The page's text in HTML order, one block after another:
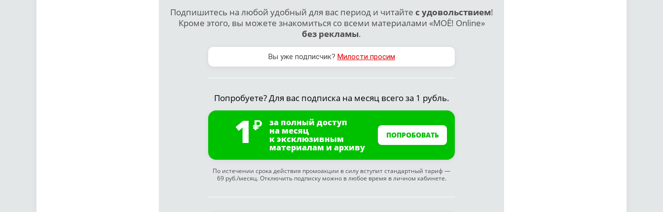
Подпишитесь на любой удобный для вас период и читайте с удовольствием!
Кроме этого, вы можете знакомиться со всеми материалами «МОЁ! Online»
без рекламы.
Вы уже подписчик? Милости просим
Попробуете? Для вас подписка на месяц всего за 1 рубль.
1 за полный доступ
на месяц
к эксклюзивным
материалам и архиву
ПОПРОБОВАТЬ
По истечении срока действия промоакции в силу вступит стандартный тариф —
69 руб./месяц. Отключить подписку можно в любое время в личном кабинете.